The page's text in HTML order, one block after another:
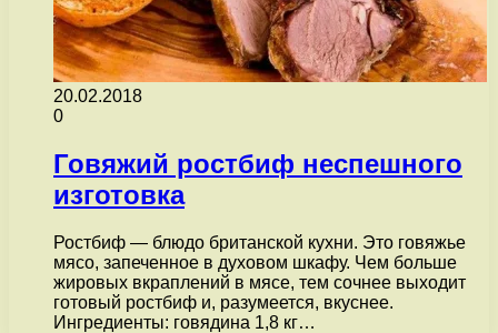
20.02.2018
0
Говяжий ростбиф неспешного
изготовка
Ростбиф — блюдо британской кухни. Это говяжье
мясо, запеченное в духовом шкафу. Чем больше
жировых вкраплений в мясе, тем сочнее выходит
готовый ростбиф и, разумеется, вкуснее.
Ингредиенты: говядина 1,8 кг…